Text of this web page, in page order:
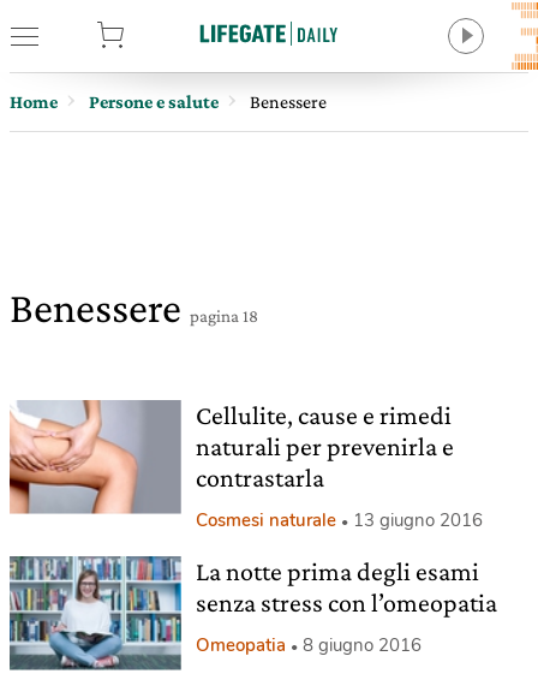
Home Persone e salute Benessere
Benessere pagina 18
Cellulite, cause e rimedi
naturali per prevenirla e
contrastarla
Cosmesi naturale 13 giugno 2016
La notte prima degli esami
senza stress con l’omeopatia
Omeopatia 8 giugno 2016